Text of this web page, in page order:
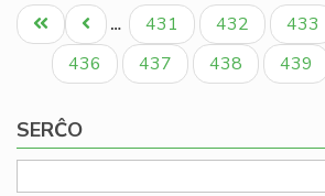
Pagination
Unua
paĝo
Antaŭa
paĝo
… Paĝo
431 Paĝo
432 Paĝo
433
Paĝo
436 Paĝo
437 Paĝo
438 Paĝo
439
SERĈO